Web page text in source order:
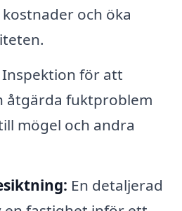
och öka
Inspektion för att
åtgärda fuktproblem
mögel och andra
En detaljerad